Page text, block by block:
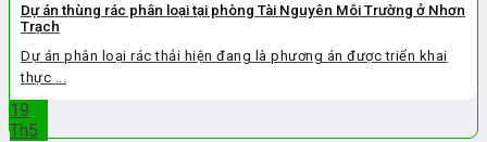
Dự án thùng rác phân loại tại phòng Tài Nguyên Môi Trường ở Nhơn
Trạch
Dự án phân loại rác thải hiện đang là phương án được triển khai
thực ...
19
Th5